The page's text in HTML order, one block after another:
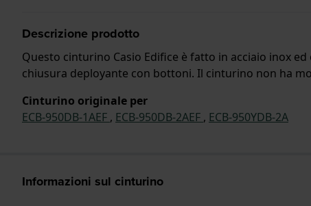
Descrizione prodotto
Questo cinturino Casio Edifice è fatto in acciaio inox
chiusura deployante con bottoni. Il cinturino non ha
Cinturino originale per
ECB-950DB-1AEF , ECB-950DB-2AEF , ECB-950YDB-2A
Informazioni sul cinturino